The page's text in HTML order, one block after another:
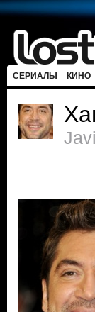
СЕРИАЛЫ КИНО